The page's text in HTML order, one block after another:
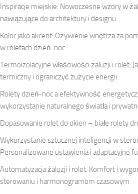
Inspiracje miejskie: Nowoczesne wzory w
nawiązujące do architektury i designu
Kolor jako akcent: Ożywienie wnętrza za
w roletach dzień-noc
Termoizolacyjne właściwości żaluzji i rolet:
termiczny i ograniczyć zużycie energii
Rolety dzień-noc a efektywność
wykorzystanie naturalnego światła i
Dopasowanie rolet do okien – białe rolety
Wykorzystanie sztucznej inteligencji w
Personalizowane ustawienia i adaptacyjne
Automatyzacja żaluzji i rolet: Komfort i
sterowaniu i harmonogramom czasowym